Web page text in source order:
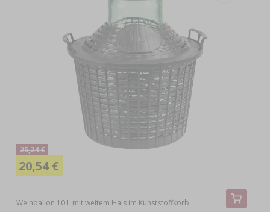
Weinballon 10 L mit weitem Hals im Kunststoffkorb
25,24 €
20,54 €